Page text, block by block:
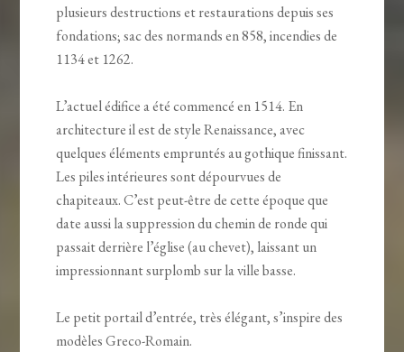
plusieurs destructions et restaurations depuis ses
fondations; sac des normands en 858, incendies de
1134 et 1262.
L’actuel édifice a été commencé en 1514. En
architecture il est de style Renaissance, avec
quelques éléments empruntés au gothique finissant.
Les piles intérieures sont dépourvues de
chapiteaux. C’est peut-être de cette époque que
date aussi la suppression du chemin de ronde qui
passait derrière l’église (au chevet), laissant un
impressionnant surplomb sur la ville basse.
Le petit portail d’entrée, très élégant, s’inspire des
modèles Greco-Romain.